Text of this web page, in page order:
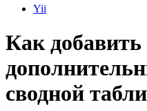
Yii
Как
сводной